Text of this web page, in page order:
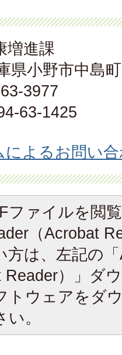
増進課
県小野市中島
3977
63-1425
によるお問い
ファイルを閲
（Acrobat
方は、左記の
Reader）」ダ
トウェアをダ
。